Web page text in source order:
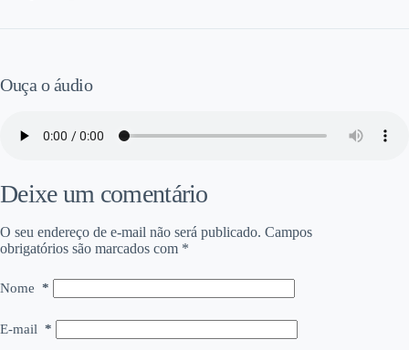
Ouça o áudio
Deixe um comentário
O seu endereço de e-mail não será publicado. Campos
obrigatórios são marcados com *
Nome *
E-mail *